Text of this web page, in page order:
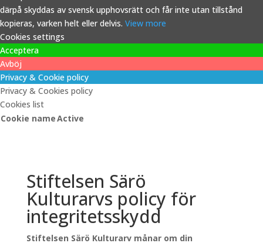
därpå skyddas av svensk upphovsrätt och får inte utan tillstånd
kopieras, varken helt eller delvis. View more
Cookies settings
Acceptera
Avböj
Privacy & Cookie policy
Privacy & Cookies policy
Cookies list
Cookie nameActive
Stiftelsen Särö
Kulturarvs policy för
integritetsskydd
Stiftelsen Särö Kulturarv månar om din